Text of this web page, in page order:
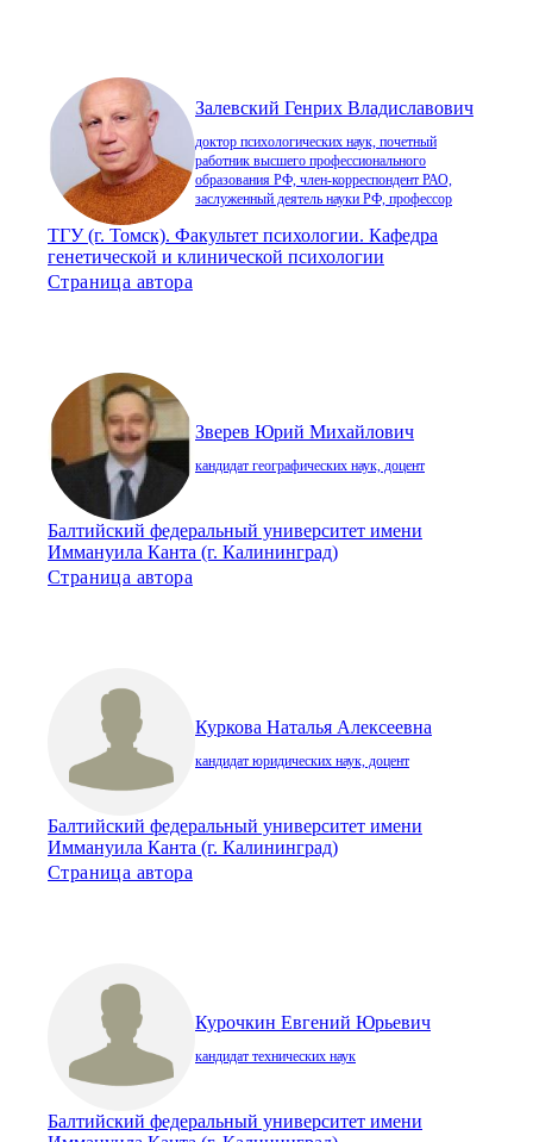
Залевский Генрих Владиславович
доктор психологических наук, почетный
работник высшего профессионального
образования РФ, член-корреспондент РАО,
заслуженный деятель науки РФ, профессор
ТГУ (г. Томск). Факультет психологии. Кафедра
генетической и клинической психологии
Страница автора
Зверев Юрий Михайлович
кандидат географических наук, доцент
Балтийский федеральный университет имени
Иммануила Канта (г. Калининград)
Страница автора
Куркова Наталья Алексеевна
кандидат юридических наук, доцент
Балтийский федеральный университет имени
Иммануила Канта (г. Калининград)
Страница автора
Курочкин Евгений Юрьевич
кандидат технических наук
Балтийский федеральный университет имени